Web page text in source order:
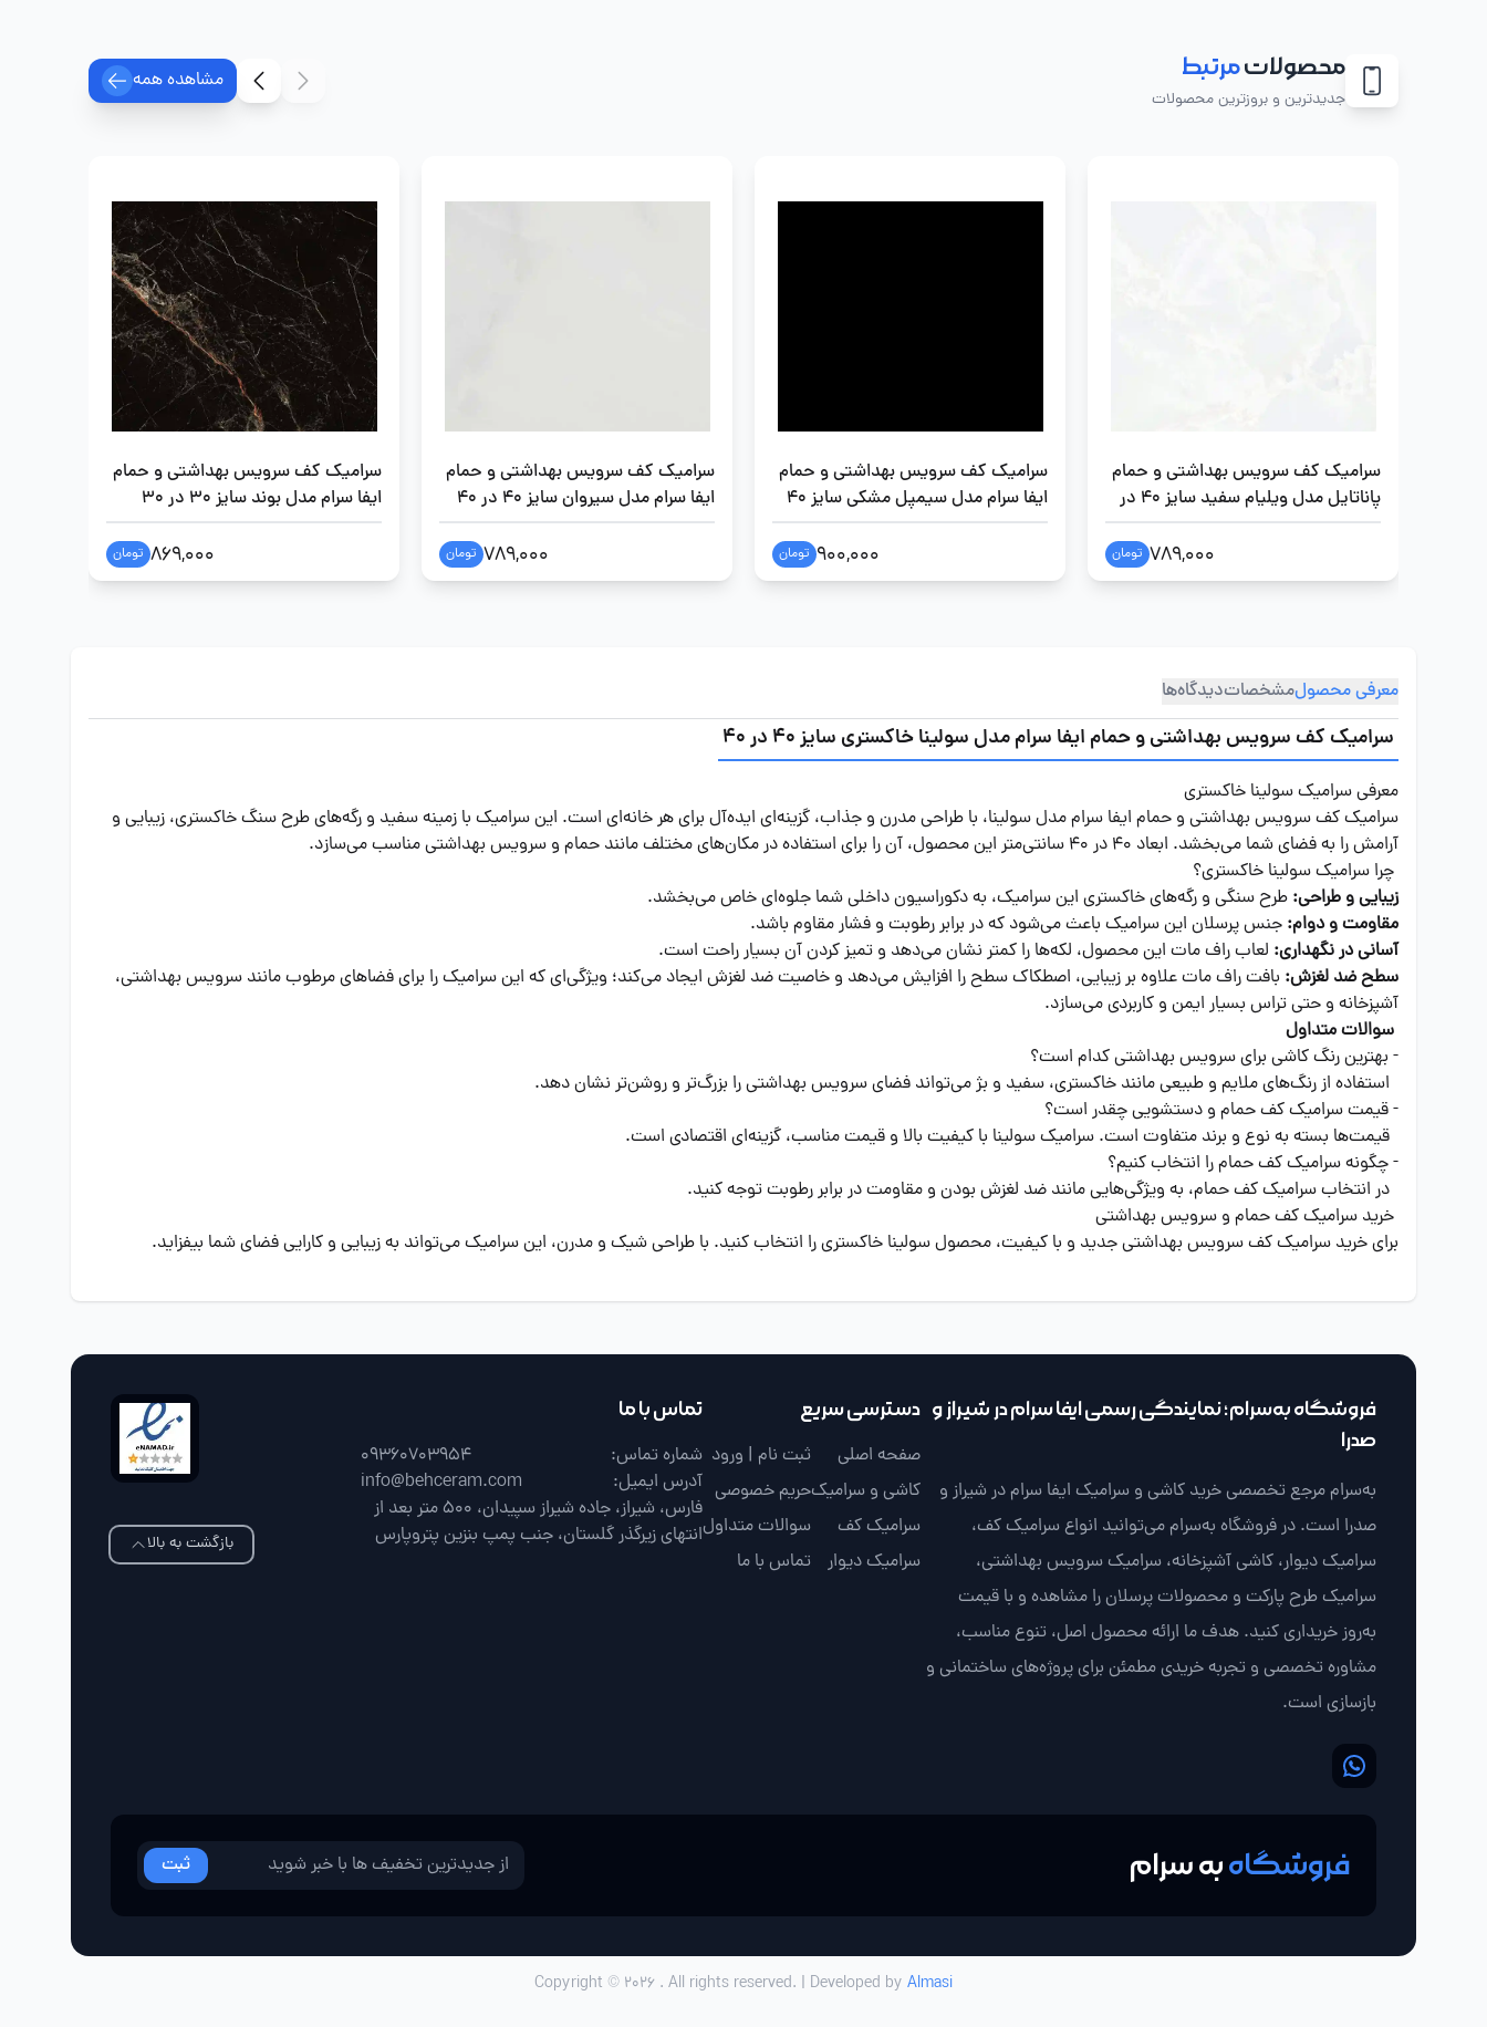
محصولاتمرتبط
جدیدترین و بروزترین محصولات
مشاهده همه
سرامیک کف سرویس بهداشتی و حمام
پاناتایل مدل ویلیام سفید سایز 40 در
40
789,000 تومان
سرامیک کف سرویس بهداشتی و حمام
ایفا سرام مدل سیمپل مشکی سایز 40
در 40
900,000 تومان
سرامیک کف سرویس بهداشتی و حمام
ایفا سرام مدل سیروان سایز 40 در 40
789,000 تومان
سرامیک کف سرویس بهداشتی و حمام
ایفا سرام مدل بوند سایز 30 در 30
869,000 تومان
معرفی محصولمشخصاتدیدگاه‌ها
سرامیک کف سرویس بهداشتی و حمام ایفا سرام مدل سولینا خاکستری سایز 40 در 40
معرفی سرامیک سولینا خاکستری
سرامیک کف سرویس بهداشتی و حمام ایفا سرام مدل سولینا، با طراحی مدرن و جذاب، گزینه‌ای ایده‌آل برای هر خانه‌ای است. این سرامیک با زمینه سفید و رگه‌های طرح سنگ خاکستری، زیبایی و
آرامش را به فضای شما می‌بخشد. ابعاد 40 در 40 سانتی‌متر این محصول، آن را برای استفاده در مکان‌های مختلف مانند حمام و سرویس بهداشتی مناسب می‌سازد.
چرا سرامیک سولینا خاکستری؟
زیبایی و طراحی: طرح سنگی و رگه‌های خاکستری این سرامیک، به دکوراسیون داخلی شما جلوه‌ای خاص می‌بخشد.
مقاومت و دوام: جنس پرسلان این سرامیک باعث می‌شود که در برابر رطوبت و فشار مقاوم باشد.
آسانی در نگهداری: لعاب راف مات این محصول، لکه‌ها را کمتر نشان می‌دهد و تمیز کردن آن بسیار راحت است.
سطح ضد لغزش: بافت راف مات علاوه بر زیبایی، اصطکاک سطح را افزایش می‌دهد و خاصیت ضد لغزش ایجاد می‌کند؛ ویژگی‌ای که این سرامیک را برای فضاهای مرطوب مانند سرویس بهداشتی،
آشپزخانه و حتی تراس بسیار ایمن و کاربردی می‌سازد.
سوالات متداول
- بهترین رنگ کاشی برای سرویس بهداشتی کدام است؟
استفاده از رنگ‌های ملایم و طبیعی مانند خاکستری، سفید و بژ می‌تواند فضای سرویس بهداشتی را بزرگ‌تر و روشن‌تر نشان دهد.
- قیمت سرامیک کف حمام و دستشویی چقدر است؟
قیمت‌ها بسته به نوع و برند متفاوت است. سرامیک سولینا با کیفیت بالا و قیمت مناسب، گزینه‌ای اقتصادی است.
- چگونه سرامیک کف حمام را انتخاب کنیم؟
در انتخاب سرامیک کف حمام، به ویژگی‌هایی مانند ضد لغزش بودن و مقاومت در برابر رطوبت توجه کنید.
خرید سرامیک کف حمام و سرویس بهداشتی
برای خرید سرامیک کف سرویس بهداشتی جدید و با کیفیت، محصول سولینا خاکستری را انتخاب کنید. با طراحی شیک و مدرن، این سرامیک می‌تواند به زیبایی و کارایی فضای شما بیفزاید.
فروشگاه به‌سرام؛ نمایندگی رسمی ایفا سرام در شیراز و
صدرا
به‌سرام مرجع تخصصی خرید کاشی و سرامیک ایفا سرام در شیراز و
صدرا است. در فروشگاه به‌سرام می‌توانید انواع سرامیک کف،
سرامیک دیوار، کاشی آشپزخانه، سرامیک سرویس بهداشتی،
سرامیک طرح پارکت و محصولات پرسلان را مشاهده و با قیمت
به‌روز خریداری کنید. هدف ما ارائه محصول اصل، تنوع مناسب،
مشاوره تخصصی و تجربه خریدی مطمئن برای پروژه‌های ساختمانی و
بازسازی است.
دسترسی سریع
صفحه اصلی
کاشی و سرامیک
سرامیک کف
سرامیک دیوار
ثبت نام | ورود
حریم خصوصی
سوالات متداول
تماس با ما
تماس با ما
شماره تماس:
09360703954
آدرس ایمیل:
info@behceram.com
فارس، شیراز، جاده شیراز سپیدان، 500 متر بعد از
انتهای زیرگذر گلستان، جنب پمپ بنزین پتروپارس
بازگشت به بالا
فروشگاهبه سرام ثبت
Copyright © 2026 . All rights reserved. | Developed by Almasi